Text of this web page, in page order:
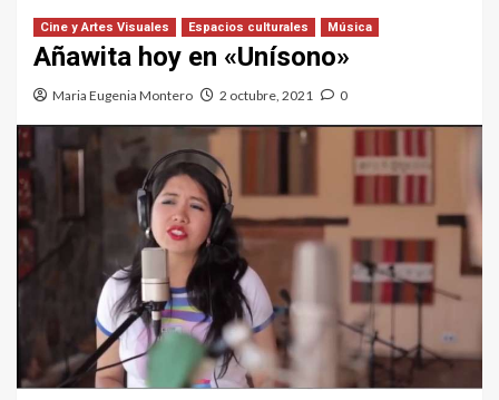
Cine y Artes Visuales Espacios culturales Música
Añawita hoy en «Unísono»
Maria Eugenia Montero 2 octubre, 2021 0